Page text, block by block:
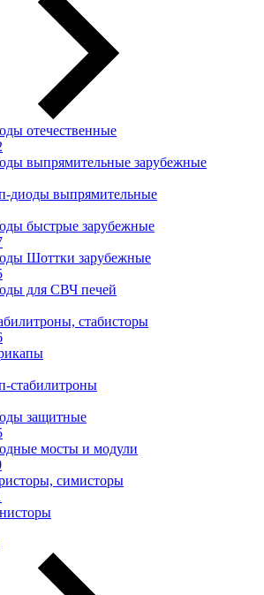
отечественные
выпрямительные зарубежные
диоды выпрямительные
быстрые зарубежные
Шоттки зарубежные
для СВЧ печей
стабисторы
стабилитроны
защитные
мосты и модули
симисторы